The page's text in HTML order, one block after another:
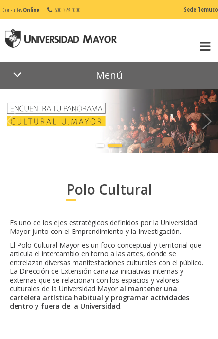
ConsultasOnline 600 328 1000 Sede Temuco
Menú
Polo Cultural
Es uno de los ejes estratégicos definidos por la Universidad
Mayor junto con el Emprendimiento y la Investigación.
El Polo Cultural Mayor es un foco conceptual y territorial que
articula el intercambio en torno a las artes, donde se
entrelazan diversas manifestaciones culturales con el público.
La Dirección de Extensión canaliza iniciativas internas y
externas que se relacionan con los espacios y valores
culturales de la Universidad Mayor al mantener una
cartelera artística habitual y programar actividades
dentro y fuera de la Universidad.